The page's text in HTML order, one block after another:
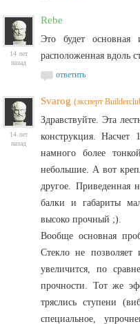
14 лет
назад
Rebe
Это будет основная
расположенная вдоль
ответить
14 лет
назад
Svarog (эксперт
Здравствуйте. Эта
конструкция. Насчет
намного более
небольшие. А вот
другое. Приведенная
балки и габариты
высоко прочный ;).
Вообще основная
Стекло не
увеличится, по
прочности. Тот же
тряслись ступени
специальное,